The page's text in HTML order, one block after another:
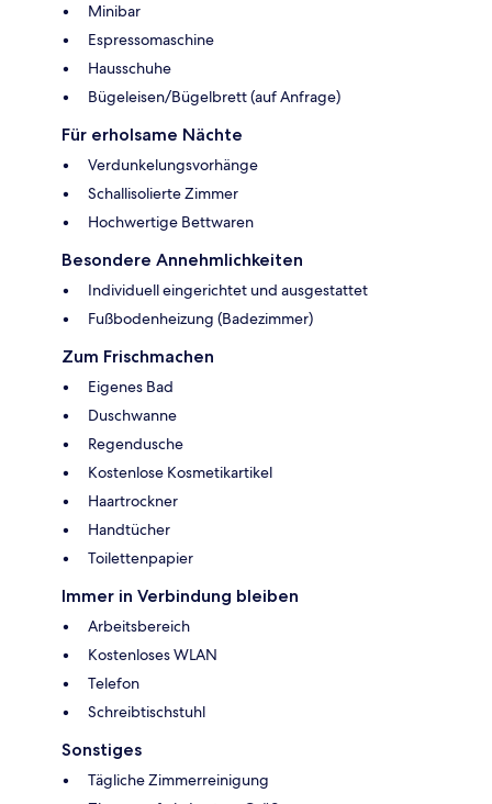
Minibar
Espressomaschine
Hausschuhe
Bügeleisen/Bügelbrett (auf Anfrage)
Für erholsame Nächte
Verdunkelungsvorhänge
Schallisolierte Zimmer
Hochwertige Bettwaren
Besondere Annehmlichkeiten
Individuell eingerichtet und ausgestattet
Fußbodenheizung (Badezimmer)
Zum Frischmachen
Eigenes Bad
Duschwanne
Regendusche
Kostenlose Kosmetikartikel
Haartrockner
Handtücher
Toilettenpapier
Immer in Verbindung bleiben
Arbeitsbereich
Kostenloses WLAN
Telefon
Schreibtischstuhl
Sonstiges
Tägliche Zimmerreinigung